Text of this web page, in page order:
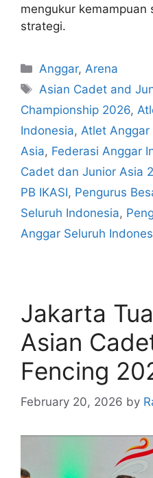
mengukur kemampuan
strategi.
Anggar,Arena
Asian Cadet and
Championship 2026,
Indonesia, Atlet Anggar
Asia, Federasi Anggar
Cadet dan Junior Asia
PB IKASI, Pengurus
Seluruh Indonesia,
Anggar Seluruh
Jakarta
Asian
Fencing
February 20, 2026 by